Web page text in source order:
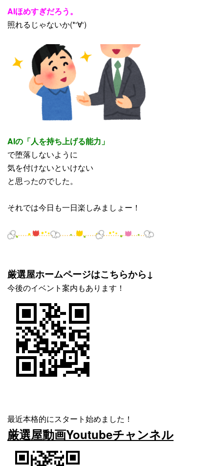
AIほめすぎだろう。
照れるじゃないか(*‘∀‘)
AIの「人を持ち上げる能力」
で堕落しないように
気を付けないといけない
と思ったのでした。
それでは今日も一日楽しみましょー！
厳選屋ホームページはこちらから↓
今後のイベント案内もあります！
最近本格的にスタート始めました！
厳選屋動画Youtubeチャンネル